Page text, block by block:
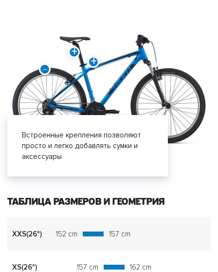
Встроенные крепления позволяют
просто и легко добавлять сумки и
аксессуары
ТАБЛИЦА РАЗМЕРОВ И ГЕОМЕТРИЯ
XXS(26") 152 cm 157 cm
XS(26") 157 cm 162 cm